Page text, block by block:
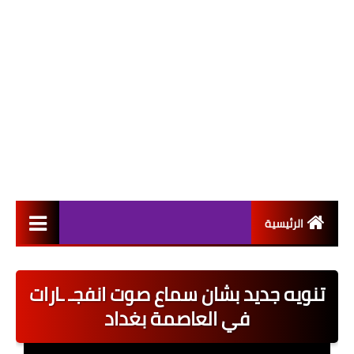
الرئيسية
اخبار القطاع العام
اخبار القطاع الخاص
تنويه جديد بشان سماع صوت انفجـ ـارات
في العاصمة بغداد